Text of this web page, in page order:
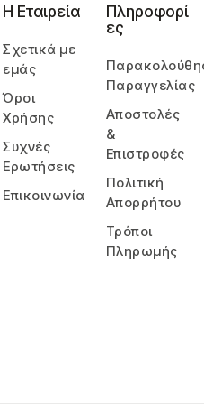
Η Εταιρεία
Σχετικά με
εμάς
Όροι
Χρήσης
Συχνές
Ερωτήσεις
Επικοινωνία
Πληροφορί
ες
Παραγγελίας
Αποστολές
&
Επιστροφές
Πολιτική
Απορρήτου
Τρόποι
Πληρωμής